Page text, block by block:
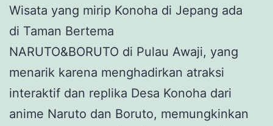
Wisata yang mirip Konoha di Jepang ada
di Taman Bertema
NARUTO&BORUTO di Pulau Awaji, yang
menarik karena menghadirkan atraksi
interaktif dan replika Desa Konoha dari
anime Naruto dan Boruto, memungkinkan